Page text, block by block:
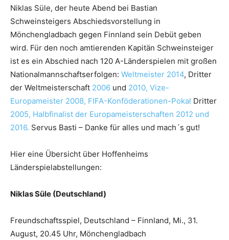
Niklas Süle, der heute Abend bei Bastian
Schweinsteigers Abschiedsvorstellung in
Mönchengladbach gegen Finnland sein Debüt geben
wird. Für den noch amtierenden Kapitän Schweinsteiger
ist es ein Abschied nach 120 A-Länderspielen mit großen
Nationalmannschaftserfolgen: Weltmeister 2014, Dritter
der Weltmeisterschaft 2006 und 2010, Vize-
Europameister 2008, FIFA-Konföderationen-Pokal Dritter
2005, Halbfinalist der Europameisterschaften 2012 und
2016. Servus Basti – Danke für alles und mach´s gut!
Hier eine Übersicht über Hoffenheims
Länderspielabstellungen:
Niklas Süle (Deutschland)
Freundschaftsspiel, Deutschland – Finnland, Mi., 31.
August, 20.45 Uhr, Mönchengladbach